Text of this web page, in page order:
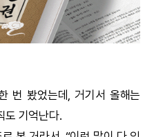
번 봤었는데, 거기서 올해는
도 기억난다.